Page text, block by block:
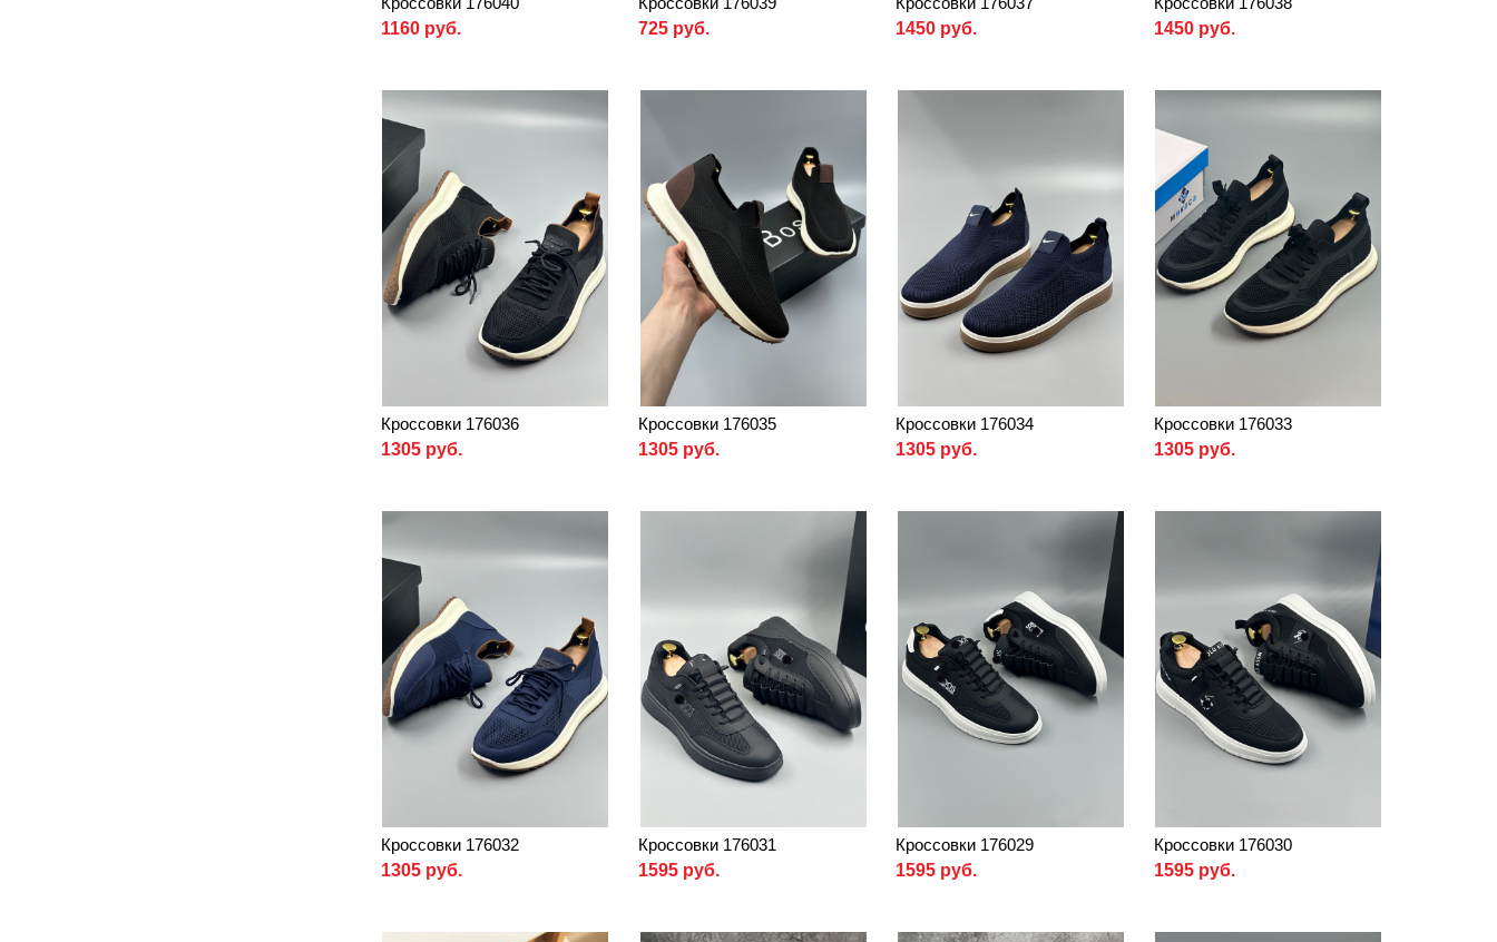
1160 руб.
725 руб.
1450 руб.
1450 руб.
Кроссовки 176036
1305 руб.
Кроссовки 176035
1305 руб.
Кроссовки 176034
1305 руб.
Кроссовки 176033
1305 руб.
Кроссовки 176032
1305 руб.
Кроссовки 176031
1595 руб.
Кроссовки 176029
1595 руб.
Кроссовки 176030
1595 руб.